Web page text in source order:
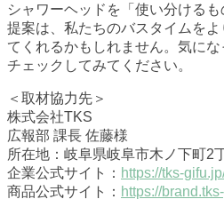
シャワーヘッドを「使い分ける
提案は、私たちのバスタイムを
てくれるかもしれません。気に
チェックしてみてください。
＜取材協力先＞
株式会社TKS
広報部 課長 佐藤様
所在地：岐阜県岐阜市木ノ下町2
企業公式サイト： https://tks-
商品公式サイト： https://